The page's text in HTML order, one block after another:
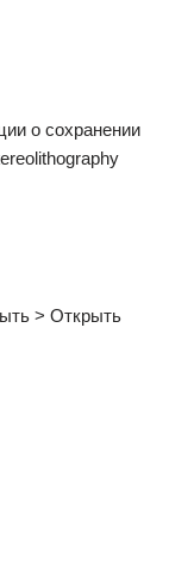
о сохранении
> Открыть